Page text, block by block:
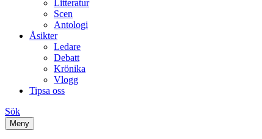
Litteratur
Scen
Antologi
Åsikter
Ledare
Debatt
Krönika
Vlogg
Tipsa oss
Sök
Meny